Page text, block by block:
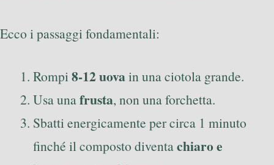
Ecco i passaggi fondamentali:
Rompi8-12 uovain una ciotola grande.
Usa unafrusta, non una forchetta.
Sbatti energicamente per circa 1 minuto
finché il composto diventachiaro e